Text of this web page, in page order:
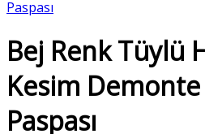
Bej Renk Tüylü
Kesim
Paspası